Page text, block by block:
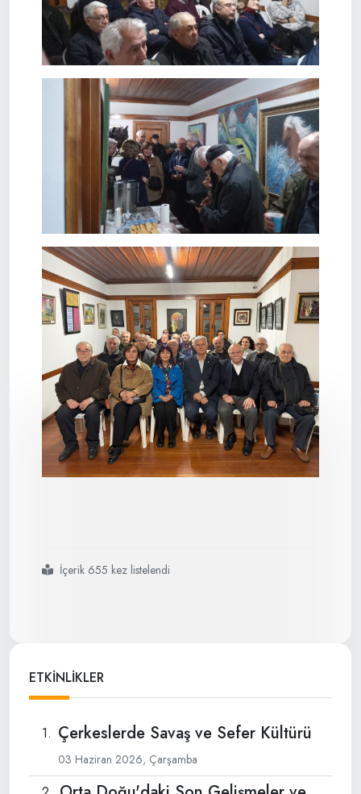
#eskiçağlarda
#anadolu
#ve
#kafkasya
#kültürel
#ilişkileri
#vladislav
#ardzınba
İçerik 655 kez listelendi
ETKİNLİKLER
Çerkeslerde Savaş ve Sefer Kültürü
03 Haziran 2026, Çarşamba